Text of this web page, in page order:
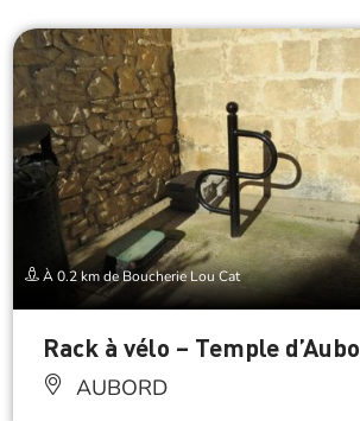
À 0.2 km de Boucherie Lou Cat
Rack à vélo – Temple
AUBORD